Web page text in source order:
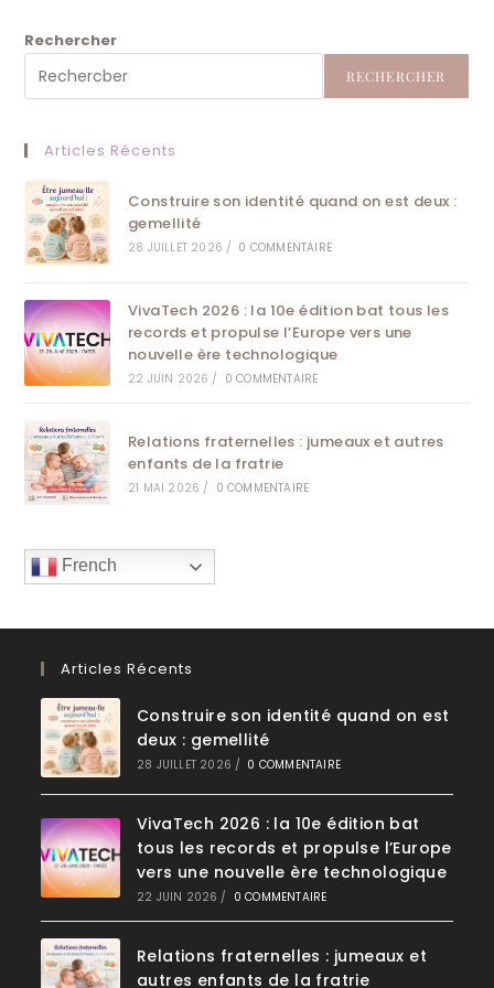
Pourquoi
?
Rechercher
RECHERCHER
Articles Récents
Construire son identité quand on est deux :
gemellité
28 JUILLET 2026 / 0 COMMENTAIRE
VivaTech 2026 : la 10e édition bat tous les
records et propulse l’Europe vers une
nouvelle ère technologique
22 JUIN 2026 / 0 COMMENTAIRE
Relations fraternelles : jumeaux et autres
enfants de la fratrie
21 MAI 2026 / 0 COMMENTAIRE
French
Articles Récents
Construire son identité quand on est
deux : gemellité
28 JUILLET 2026 / 0 COMMENTAIRE
VivaTech 2026 : la 10e édition bat
tous les records et propulse l’Europe
vers une nouvelle ère technologique
22 JUIN 2026 / 0 COMMENTAIRE
Relations fraternelles : jumeaux et
autres enfants de la fratrie